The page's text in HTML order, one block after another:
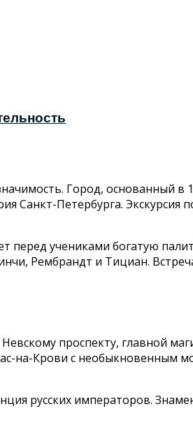
Город, основанный в
Санкт-Петербурга.
учениками богатую
Рембрандт и Тициан.
проспекту, главной
на-Крови с необыкновенным
русских императоров.